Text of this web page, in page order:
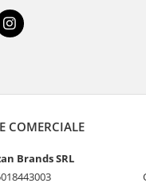
COMERCIALE
Brands SRL